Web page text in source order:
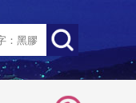
小 中